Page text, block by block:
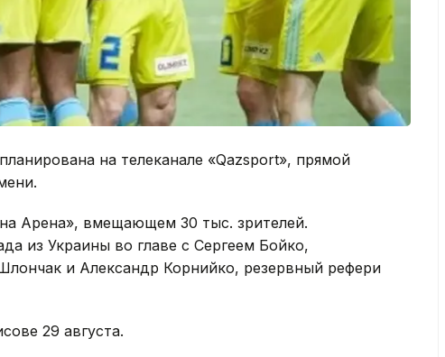
на телеканале «Qazsport», прямой
Арена», вмещающем 30 тыс. зрителей.
из Украины во главе с Сергеем Бойко,
и Александр Корнийко, резервный рефери
29 августа.